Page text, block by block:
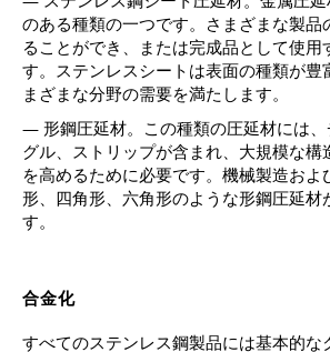
のある種類の一つです。さまざまな製品
ることができ、または完成品として使用
す。ステンレスシートは表面の種類が豊
まざまな分野の需要を満たします。
— 形鋼圧延材。この種類の圧延材には
グル、ストリップが含まれ、大規模な構
を高めるために必要です。機械製造およ
形、四角形、六角形のような形鋼圧延材
す。
合金化
すべてのステンレス鋼製品には基本的な